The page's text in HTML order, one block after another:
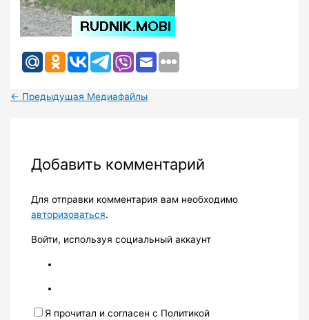
← Предыдущая Медиафайлы
Добавить комментарий
Для отправки комментария вам необходимо
авторизоваться.
Войти, используя социальный аккаунт
Я прочитал и согласен с Политикой